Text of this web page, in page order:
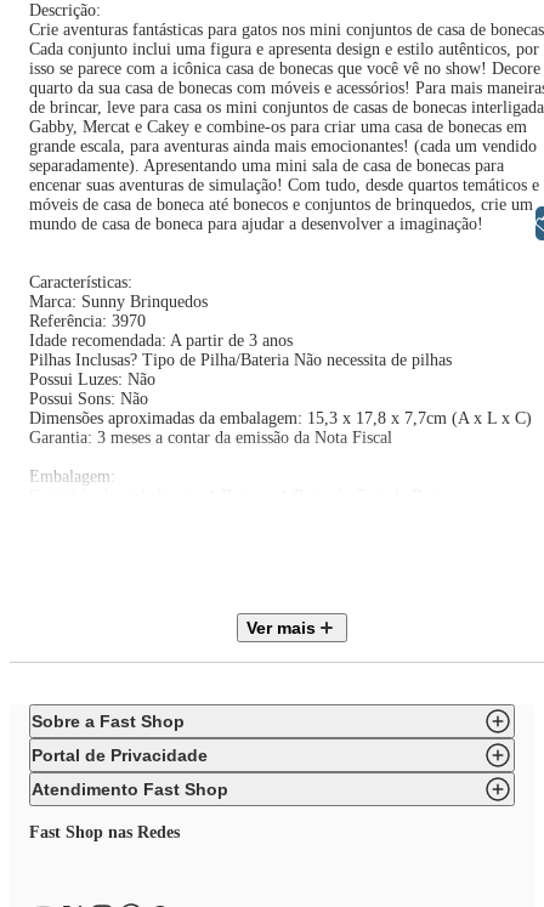
Descrição:
Crie aventuras fantásticas para gatos nos mini conjuntos de casa de
Cada conjunto inclui uma figura e apresenta design e estilo autênticos, por
isso se parece com a icônica casa de bonecas que você vê no show! Decore
quarto da sua casa de bonecas com móveis e acessórios! Para mais
de brincar, leve para casa os mini conjuntos de casas de bonecas
Gabby, Mercat e Cakey e combine-os para criar uma casa de bonecas em
grande escala, para aventuras ainda mais emocionantes! (cada um vendido
separadamente). Apresentando uma mini sala de casa de bonecas para
encenar suas aventuras de simulação! Com tudo, desde quartos temáticos e
móveis de casa de boneca até bonecos e conjuntos de brinquedos, crie um
mundo de casa de boneca para ajudar a desenvolver a imaginação!
Características:
Marca: Sunny Brinquedos
Referência: 3970
Idade recomendada: A partir de 3 anos
Pilhas Inclusas? Tipo de Pilha/Bateria Não necessita de pilhas
Possui Luzes: Não
Possui Sons: Não
Dimensões aproximadas da embalagem: 15,3 x 17,8 x 7,7cm (A x L x C)
Garantia: 3 meses a contar da emissão da Nota Fiscal
Embalagem:
As cores dos objetos podem sofrer alterações devido a luminosidade,
configurações do monitor e até mesmo a percepção do usuário.
Ver mais
Sobre a Fast Shop
Portal de Privacidade
Atendimento Fast Shop
Fast Shop nas Redes
Libras